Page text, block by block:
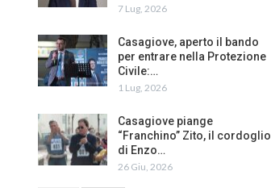
7 Lug, 2026
Casagiove, aperto il bando
per entrare nella Protezione
Civile:…
1 Lug, 2026
Casagiove piange
“Franchino” Zito, il cordoglio
di Enzo…
26 Giu, 2026